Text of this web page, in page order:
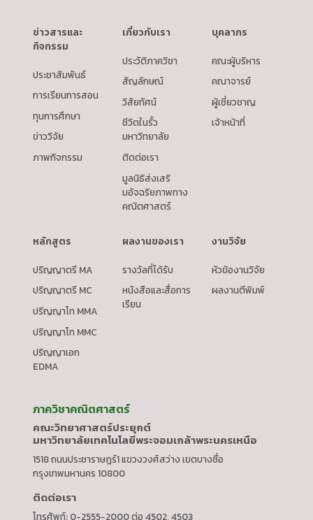
ข่าวสารและ
กิจกรรม
ประชาสัมพันธ์
การเรียนการสอน
ทุนการศึกษา
ข่าววิจัย
ภาพกิจกรรม
เกี่ยวกับเรา
ประวัติภาควิชา
สัญลักษณ์
วิสัยทัศน์
ชีวิตในรั้ว
มหาวิทยาลัย
ติดต่อเรา
มูลนิธิส่งเสริ
มอัจฉริยภาพทาง
คณิตศาสตร์
บุคลากร
คณะผู้บริหาร
คณาจารย์
ผู้เชี่ยวชาญ
เจ้าหน้าที่
หลักสูตร
ปริญญาตรี MA
ปริญญาตรี MC
ปริญญาโท MMA
ปริญญาโท MMC
ปริญญาเอก
EDMA
ผลงานของเรา
รางวัลที่ได้รับ
หนังสือและสื่อการ
เรียน
งานวิจัย
หัวข้องานวิจัย
ผลงานตีพิมพ์
ภาควิชาคณิตศาสตร์
คณะวิทยาศาสตร์ประยุกต์
มหาวิทยาลัยเทคโนโลยีพระจอมเกล้าพระนครเหนือ
1518 ถนนประชาราษฎร์1 แขวงวงศ์สว่าง เขตบางซื่อ
กรุงเทพมหานคร 10800
ติดต่อเรา
โทรศัพท์: 0-2555-2000 ต่อ 4502, 4503